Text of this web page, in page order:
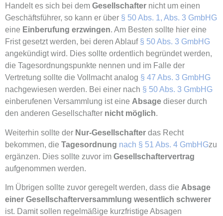
Handelt es sich bei dem Gesellschafter nicht um einen
Geschäftsführer, so kann er über § 50 Abs. 1, Abs. 3 GmbHG
eine Einberufung erzwingen. Am Besten sollte hier eine
Frist gesetzt werden, bei deren Ablauf § 50 Abs. 3 GmbHG
angekündigt wird. Dies sollte ordentlich begründet werden,
die Tagesordnungspunkte nennen und im Falle der
Vertretung sollte die Vollmacht analog § 47 Abs. 3 GmbHG
nachgewiesen werden. Bei einer nach § 50 Abs. 3 GmbHG
einberufenen Versammlung ist eine Absage dieser durch
den anderen Gesellschafter nicht möglich.
Weiterhin sollte der Nur-Gesellschafter das Recht
bekommen, die Tagesordnung nach § 51 Abs. 4 GmbHGzu
ergänzen. Dies sollte zuvor im Gesellschaftervertrag
aufgenommen werden.
Im Übrigen sollte zuvor geregelt werden, dass die Absage
einer Gesellschafterversammlung wesentlich schwerer
ist. Damit sollen regelmäßige kurzfristige Absagen